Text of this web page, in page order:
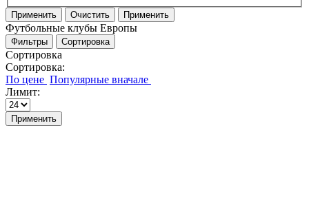
Применить Очистить Применить
Футбольные клубы Европы
Фильтры Сортировка
Сортировка
Сортировка:
Лимит:
Применить